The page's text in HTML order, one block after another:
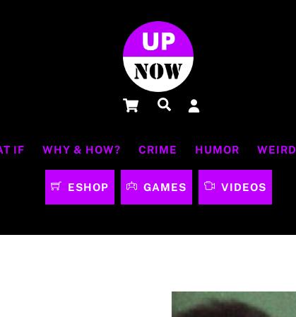
Cart Αναζήτηση
IF WHY & HOW? CRIME HUMOR WEIRD
ESHOP GAMES VIDEOS